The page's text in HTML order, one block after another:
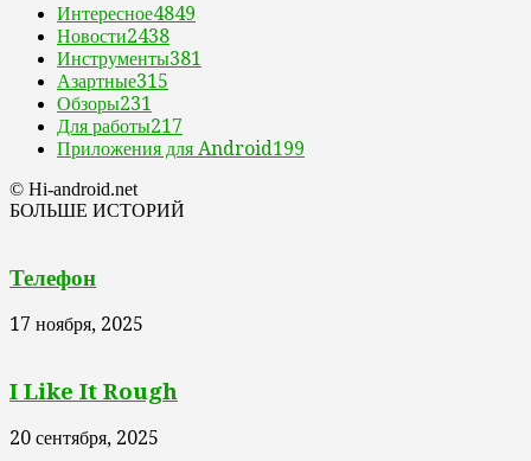
Интересное4849
Новости2438
Инструменты381
Азартные315
Обзоры231
Для работы217
Приложения для Android199
© Hi-android.net
БОЛЬШЕ ИСТОРИЙ
Телефон
17 ноября, 2025
I Like It Rough
20 сентября, 2025